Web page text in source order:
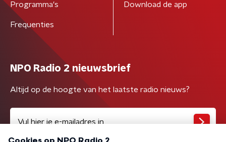
Programma's
Frequenties
Download de app
NPO Radio 2 nieuwsbrief
Altijd op de hoogte van het laatste radio nieuws?